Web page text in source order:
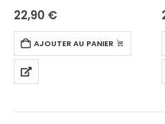
fonctionnalitésCan Clip V212
est un logiciel de diagnostic
OBD2 conçu pour…
22,90 €
AJOUTER AU PANIER